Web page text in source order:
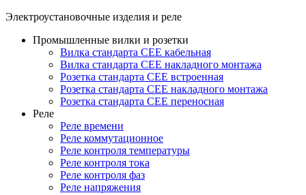
Электроустановочные изделия и реле
Промышленные вилки и розетки
Вилка стандарта CEE кабельная
Вилка стандарта CEE накладного монтажа
Розетка стандарта CEE встроенная
Розетка стандарта СЕЕ накладного монтажа
Розетка стандарта СЕЕ переносная
Реле
Реле времени
Реле коммутационное
Реле контроля температуры
Реле контроля тока
Реле контроля фаз
Реле напряжения